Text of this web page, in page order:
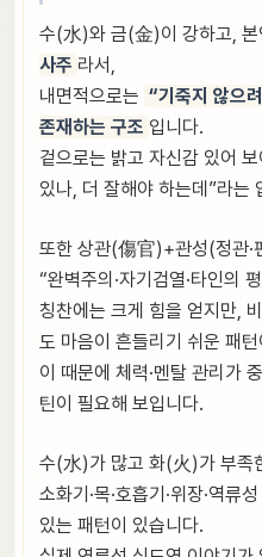
수(水)와 금(金)이 강하고,
사주 라서,
내면적으로는 “기죽지 않으
존재하는 구조 입니다.
겉으로는 밝고 자신감 있어
있나, 더 잘해야 하는데”라는
또한 상관(傷官)+관성(정관·
“완벽주의·자기검열·타인의
칭찬에는 크게 힘을 얻지만,
도 마음이 흔들리기 쉬운 패
이 때문에 체력·멘탈 관리가
틴이 필요해 보입니다.
수(水)가 많고 화(火)가 부족
소화기·목·호흡기·위장·역류
있는 패턴이 있습니다.